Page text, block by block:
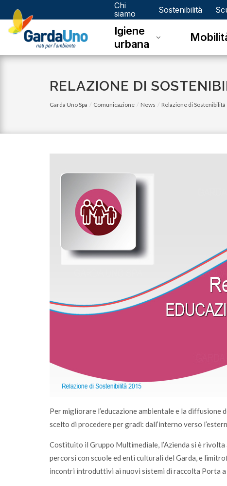
Gardauno
Spa
Chi
siamo
Sostenibilità
Igiene
urbana
RELAZIONE DI
Garda Uno Spa Comunicazione News Relazione di
Per migliorare l’educazione ambientale e la
scelto di procedere per gradi: dall’interno verso
Costituito il Gruppo Multimediale, l’Azienda si è
percorsi con scuole ed enti culturali del Garda, e
incontri introduttivi ai nuovi sistemi di raccolta Porta
lunedì 05 gennaio 2026
Sono online gli ecocalendari 2026: scaricali e
fai la differenza, ogni giorno